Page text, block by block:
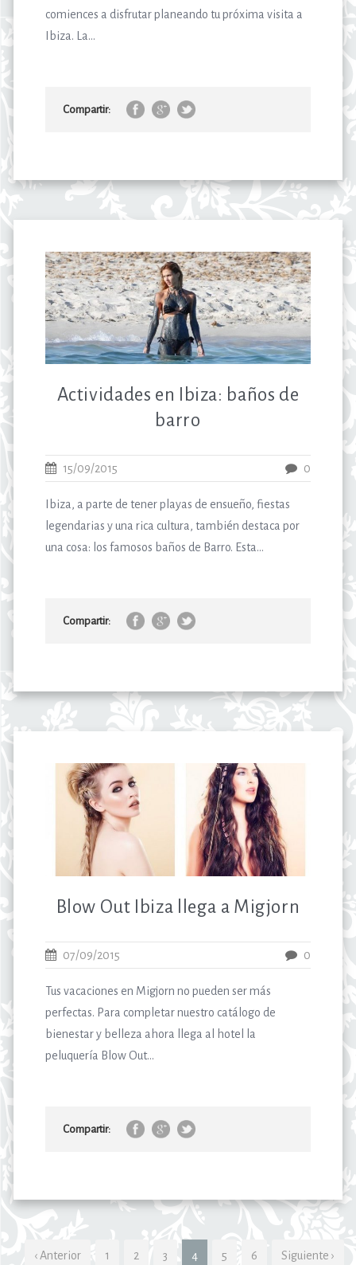
comiences a disfrutar planeando tu próxima visita a
Ibiza. La...
Compartir:
Actividades en Ibiza: baños de
barro
15/09/2015 0
Ibiza, a parte de tener playas de ensueño, fiestas
legendarias y una rica cultura, también destaca por
una cosa: los famosos baños de Barro. Esta...
Compartir:
Blow Out Ibiza llega a Migjorn
07/09/2015 0
Tus vacaciones en Migjorn no pueden ser más
perfectas. Para completar nuestro catálogo de
bienestar y belleza ahora llega al hotel la
peluquería Blow Out...
Compartir:
‹ Anterior 1 2 3 4 5 6 Siguiente ›